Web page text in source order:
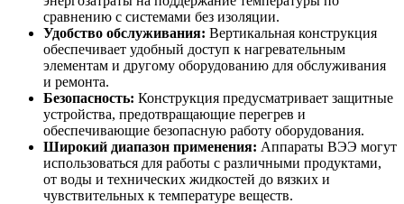
сравнению с системами без изоляции.
Удобство обслуживания: Вертикальная конструкция
обеспечивает удобный доступ к нагревательным
элементам и другому оборудованию для обслуживания
и ремонта.
Безопасность: Конструкция предусматривает защитные
устройства, предотвращающие перегрев и
обеспечивающие безопасную работу оборудования.
Широкий диапазон применения: Аппараты ВЭЭ могут
использоваться для работы с различными продуктами,
от воды и технических жидкостей до вязких и
чувствительных к температуре веществ.